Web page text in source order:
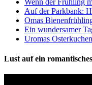
Auf der Parkbank:
Omas
Ein wundersamer
Uromas
Lust auf ein